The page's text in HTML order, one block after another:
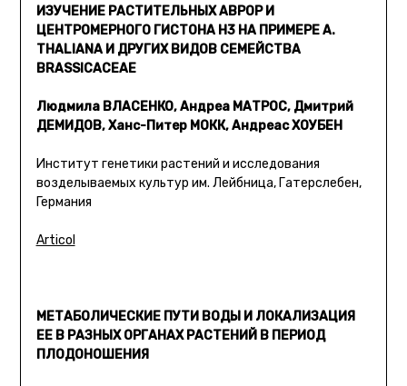
ИЗУЧЕНИЕ РАСТИТЕЛЬНЫХ АВРОР И
ЦЕНТРОМЕРНОГО ГИСТОНА Н3 НА ПРИМЕРЕ A.
THALIANA И ДРУГИХ ВИДОВ СЕМЕЙСТВА
BRASSICACEAE
Людмила ВЛАСЕНКО, Андреа МАТРОС, Дмитрий
ДЕМИДОВ, Ханс-Питер МОКК, Андреас ХОУБЕН
Институт генетики растений и исследования
возделываемых культур им. Лейбница, Гатерслебен,
Германия
Articol
МЕТАБОЛИЧЕСКИЕ ПУТИ ВОДЫ И ЛОКАЛИЗАЦИЯ
ЕЕ В РАЗНЫХ ОРГАНАХ РАСТЕНИЙ В ПЕРИОД
ПЛОДОНОШЕНИЯ